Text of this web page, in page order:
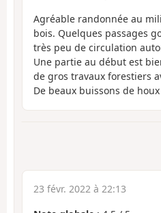
Agréable randonnée au
bois. Quelques passages
très peu de circulation
Une partie au début est
de gros travaux forestiers
De beaux buissons de
23 févr. 2022 à 22:13